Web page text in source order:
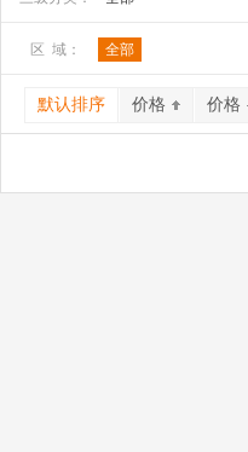
不锈钢波纹管
区 域： 全部
广西
宁夏
默认排序 价格 价格